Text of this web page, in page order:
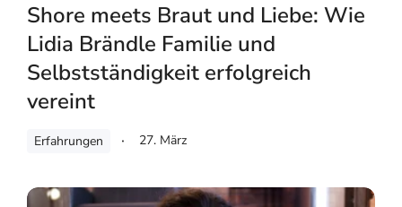
Shore meets Braut und Liebe: Wie
Lidia Brändle Familie und
Selbstständigkeit erfolgreich
vereint
Erfahrungen 27. März